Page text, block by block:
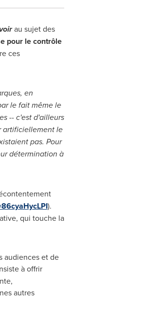
au sujet des
pour le contrôle
ces
en
le fait même le
-- c'est d'ailleurs
artificiellement le
pas. Pour
détermination à
).
qui touche la
audiences et de
à offrir
autres